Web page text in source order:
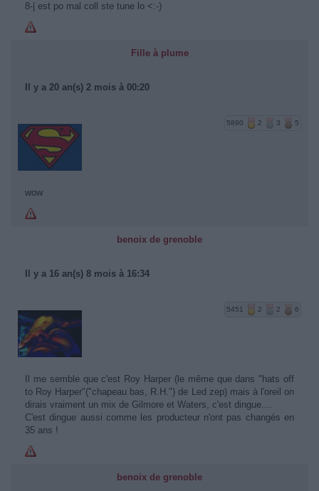
8-| est po mal coll ste tune lo <:-)
Fille à plume
Il y a 20 an(s) 2 mois à 00:20
5890 2 3 5
wow
benoix de grenoble
Il y a 16 an(s) 8 mois à 16:34
5451 2 2 6
Il me semble que c'est Roy Harper (le même que dans "hats off
to Roy Harper"("chapeau bas, R.H.") de Led zep) mais à l'oreil on
dirais vraiment un mix de Gilmore et Waters, c'est dingue....
C'est dingue aussi comme les producteur n'ont pas changés en
35 ans !
benoix de grenoble